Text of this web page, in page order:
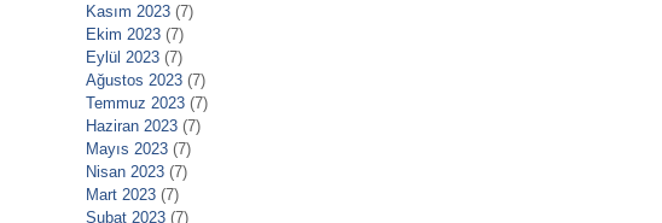
Kasım 2023 (7)
Ekim 2023 (7)
Eylül 2023 (7)
Ağustos 2023 (7)
Temmuz 2023 (7)
Haziran 2023 (7)
Mayıs 2023 (7)
Nisan 2023 (7)
Mart 2023 (7)
Şubat 2023 (7)